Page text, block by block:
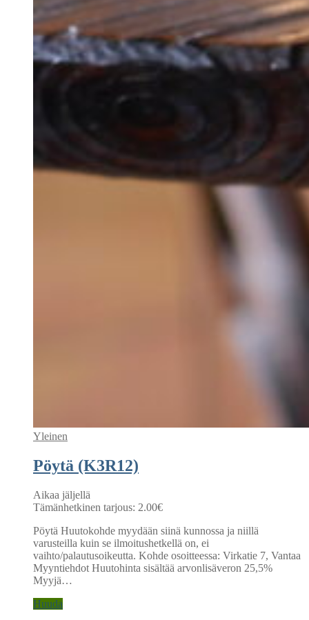
Yleinen
Pöytä (K3R12)
Aikaa jäljellä
Tämänhetkinen tarjous: 2.00€
Pöytä Huutokohde myydään siinä kunnossa ja niillä
varusteilla kuin se ilmoitushetkellä on, ei
vaihto/palautusoikeutta. Kohde osoitteessa: Virkatie 7, Vantaa
Myyntiehdot Huutohinta sisältää arvonlisäveron 25,5%
Myyjä…
Huuda